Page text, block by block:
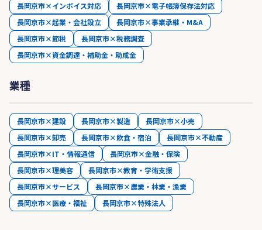
長岡京市×インボイス対応
長岡京市×電子帳簿保存法対応
長岡京市×起業・会社設立
長岡京市×事業承継・M&A
長岡京市×節税
長岡京市×税務調査
長岡京市×資金調達・補助金・助成金
業種
長岡京市×建設 長岡京市×製造
長岡京市×小売
長岡京市×卸売
長岡京市×飲食・宿泊
長岡京市×不動産
長岡京市×IT・情報通信
長岡京市×金融・保険
長岡京市×理美容
長岡京市×教育・学術支援
長岡京市×サービス
長岡京市×農業・林業・漁業
長岡京市×医療・福祉
長岡京市×特殊法人